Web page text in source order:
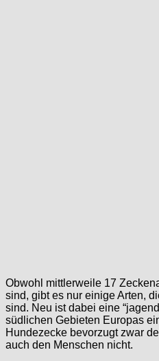
Obwohl mittlerweile 17
sind, gibt es nur einige Arten,
sind. Neu ist dabei eine
südlichen Gebieten Europas
Hundezecke bevorzugt zwar
auch den Menschen nicht.